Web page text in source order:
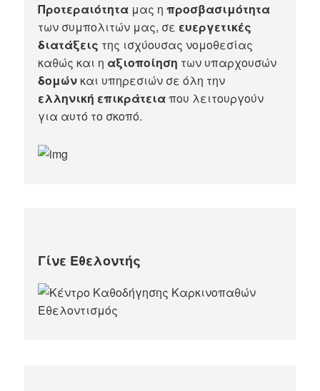
Προτεραιότητα μας ηπροσβασιμότητα
των συμπολιτών μας, σε ευεργετικές
διατάξεις της ισχύουσας νομοθεσίας
καθώς και η αξιοποίηση των υπαρχουσών
δομών και υπηρεσιών σε όλη την
ελληνική επικράτειαπου λειτουργούν
για αυτό το σκοπό.​
Γίνε Εθελοντής